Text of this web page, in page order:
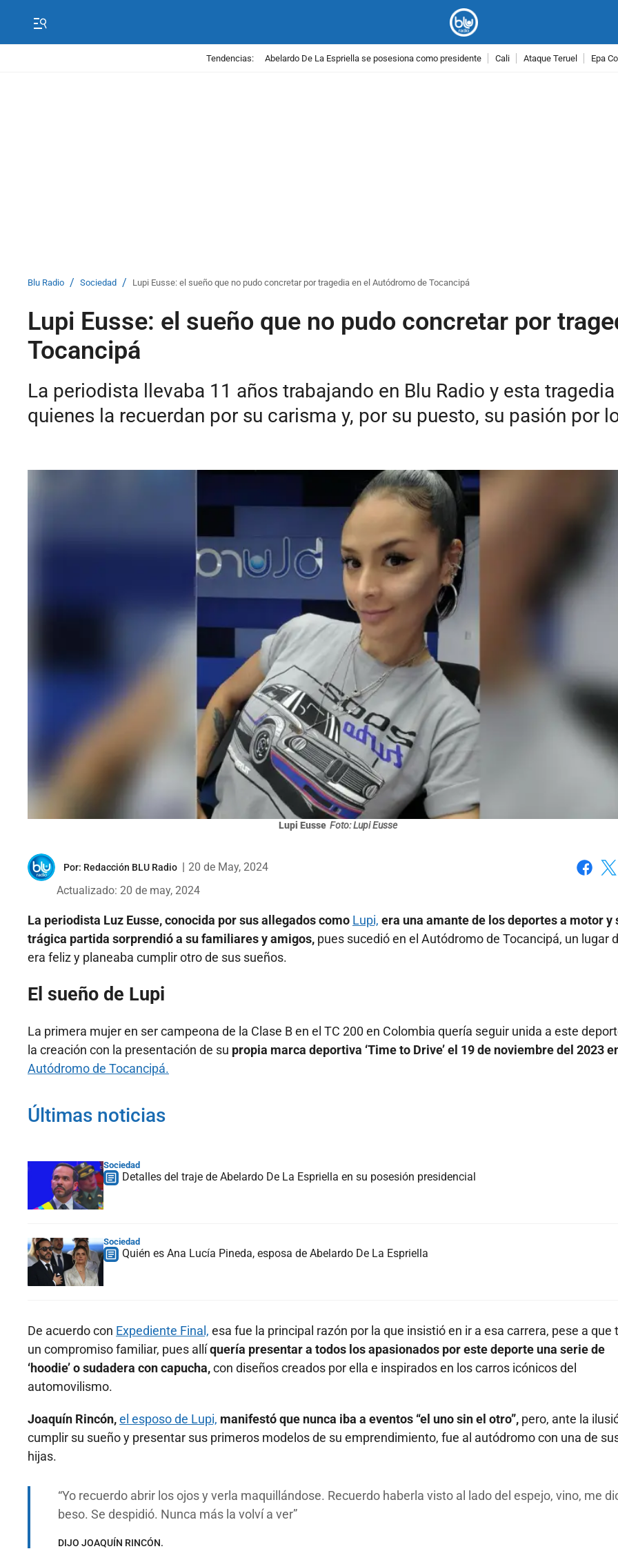
Tendencias: Abelardo De La Espriella se posesiona como presidente Cali Ataque Teruel Epa
Blu Radio / Sociedad / Lupi Eusse: el sueño que no pudo concretar por tragedia en el Autódromo de Tocancipá
Lupi Eusse: el sueño que no pudo concretar por
Tocancipá
La periodista llevaba 11 años trabajando en Blu Radio y esta
quienes la recuerdan por su carisma y, por su puesto, su pasión por
Lupi Eusse Foto: Lupi Eusse
Por: Redacción BLU Radio
20 de May, 2024
Actualizado: 20 de may, 2024
La periodista Luz Eusse, conocida por sus allegados como Lupi, era una amante de los deportes a motor y
trágica partida sorprendió a su familiares y amigos, pues sucedió en el Autódromo de Tocancipá, un lugar
era feliz y planeaba cumplir otro de sus sueños.
El sueño de Lupi
La primera mujer en ser campeona de la Clase B en el TC 200 en Colombia quería seguir unida a este
la creación con la presentación de su propia marca deportiva ‘Time to Drive’ el 19 de noviembre del 2023
Autódromo de Tocancipá.
Últimas noticias
Sociedad
Detalles del traje de Abelardo De La Espriella en su posesión presidencial
Sociedad
Quién es Ana Lucía Pineda, esposa de Abelardo De La Espriella
De acuerdo con Expediente Final, esa fue la principal razón por la que insistió en ir a esa carrera, pese a que
un compromiso familiar, pues allíquería presentar a todos los apasionados por este deporte una serie de
‘hoodie’ o sudadera con capucha,con diseños creados por ella e inspirados en los carros icónicos del
automovilismo.
Joaquín Rincón,el esposo de Lupi, manifestó que nunca iba a eventos “el uno sin el otro”, pero, ante la
cumplir su sueño y presentar sus primeros modelos de su emprendimiento, fue al autódromo con una de
hijas.
Yo recuerdo abrir los ojos y verla maquillándose. Recuerdo haberla visto al lado del espejo, vino, me
beso. Se despidió. Nunca más la volví a ver
DIJO JOAQUÍN RINCÓN.